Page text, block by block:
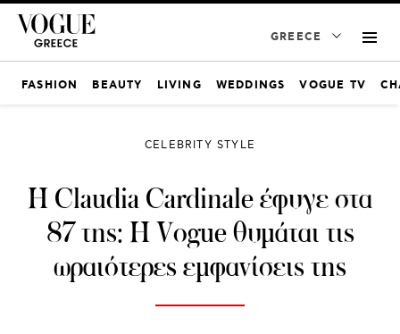
GREECE
FASHION BEAUTY LIVING WEDDINGS VOGUE TV
CELEBRITY STYLE
Η Claudia Cardinale έφυγε στα
87 της: Η Vogue θυμάται τις
ωραιότερες εμφανίσεις της